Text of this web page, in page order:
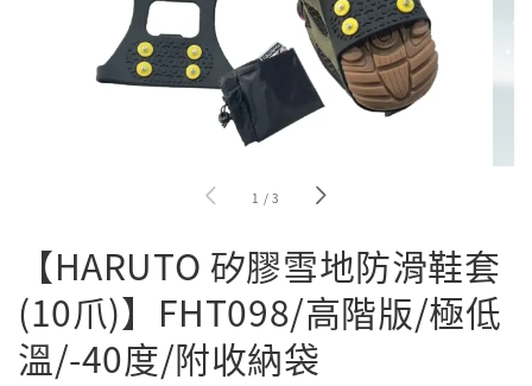
1 /3
【HARUTO 矽膠雪地防滑鞋套
(10爪)】FHT098/高階版/極低
溫/-40度/附收納袋